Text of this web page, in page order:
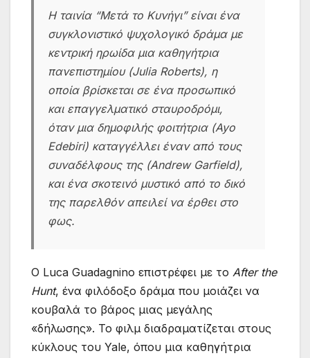
Η ταινία “Μετά το Κυνήγι” είναι ένα
συγκλονιστικό ψυχολογικό δράμα με
κεντρική ηρωίδα μια καθηγήτρια
πανεπιστημίου (Julia Roberts), η
οποία βρίσκεται σε ένα προσωπικό
και επαγγελματικό σταυροδρόμι,
όταν μια δημοφιλής φοιτήτρια (Ayo
Edebiri) καταγγέλλει έναν από τους
συναδέλφους της (Andrew Garfield),
και ένα σκοτεινό μυστικό από το δικό
της παρελθόν απειλεί να έρθει στο
φως.
Ο Luca Guadagnino επιστρέφει με το After the
Hunt, ένα φιλόδοξο δράμα που μοιάζει να
κουβαλά το βάρος μιας μεγάλης
«δήλωσης». Το φιλμ διαδραματίζεται στους
κύκλους του Yale, όπου μια καθηγήτρια